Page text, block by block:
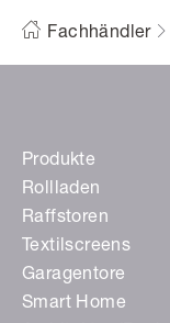
Fachhändler
Produkte
Rollladen
Raffstoren
Textilscreens
Garagentore
Smart Home